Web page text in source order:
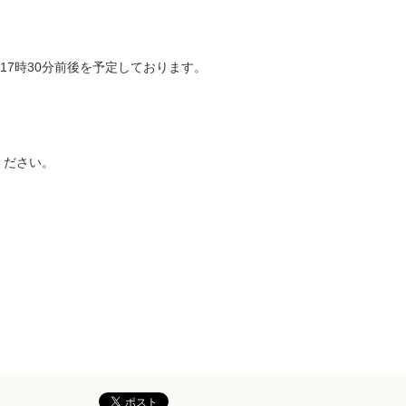
30分前後を予定しております。
さい。